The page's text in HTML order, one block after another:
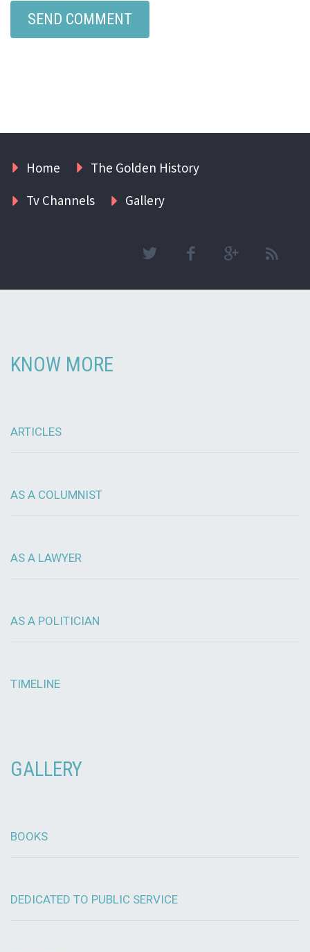
Home
The Golden History
Tv Channels
Gallery
KNOW MORE
ARTICLES
AS A COLUMNIST
AS A LAWYER
AS A POLITICIAN
TIMELINE
GALLERY
BOOKS
DEDICATED TO PUBLIC SERVICE